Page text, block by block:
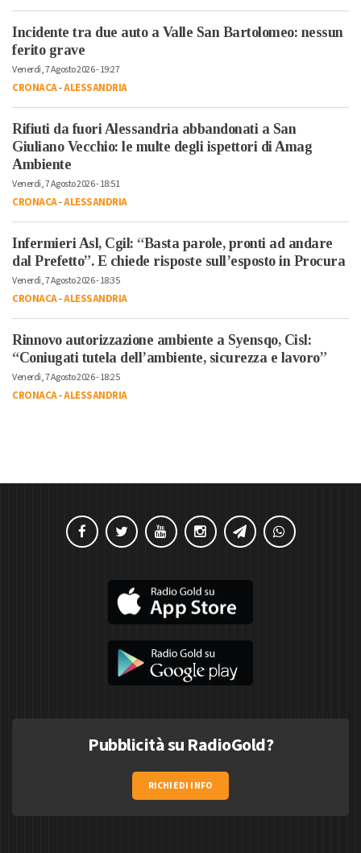
Incidente tra due auto a Valle San Bartolomeo: nessun
ferito grave
Venerdì, 7 Agosto 2026 - 19:27
CRONACA-ALESSANDRIA
Rifiuti da fuori Alessandria abbandonati a San
Giuliano Vecchio: le multe degli ispettori di Amag
Ambiente
Venerdì, 7 Agosto 2026 - 18:51
CRONACA-ALESSANDRIA
Infermieri Asl, Cgil: “Basta parole, pronti ad andare
dal Prefetto”. E chiede risposte sull’esposto in Procura
Venerdì, 7 Agosto 2026 - 18:35
CRONACA-ALESSANDRIA
Rinnovo autorizzazione ambiente a Syensqo, Cisl:
“Coniugati tutela dell’ambiente, sicurezza e lavoro”
Venerdì, 7 Agosto 2026 - 18:25
CRONACA-ALESSANDRIA
Pubblicità su RadioGold?
RICHIEDI INFO